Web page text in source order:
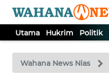
Utama Hukrim Politik
Wahana News Nias
TV
Tutup